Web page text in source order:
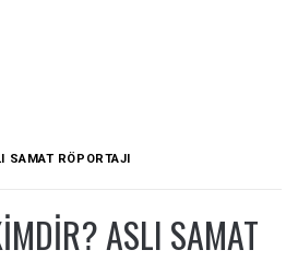
SAMAT RÖPORTAJI
ASLI SAMAT